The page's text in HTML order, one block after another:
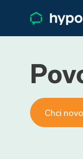
Chci